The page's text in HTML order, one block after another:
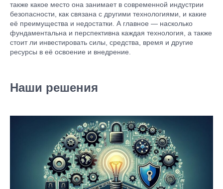
также какое место она занимает в современной индустрии
безопасности, как связана с другими технологиями, и какие
её преимущества и недостатки. А главное — насколько
фундаментальна и перспективна каждая технология, а также
стоит ли инвестировать силы, средства, время и другие
ресурсы в её освоение и внедрение.
Наши решения